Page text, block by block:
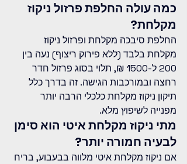
כמה עולה החלפת פרזול ניקוז
מקלחת?
החלפת סיבכה מקלחת ופרזול ניקוז
מקלחת בלבד (ללא פירוק ריצוף) נעה בין
200 ל-1500 ₪, תלוי בסוג פרזול חדר
רחצה ובמורכבות הגישה. זה בדרך כלל
תיקון ניקוז מקלחת כלכלי הרבה יותר
מפנייה לשיפוץ מלא.
מתי ניקוז מקלחת איטי הוא סימן
לבעיה חמורה יותר?
אם ניקוז מקלחת איטי מלווה בבעבוע, בריח